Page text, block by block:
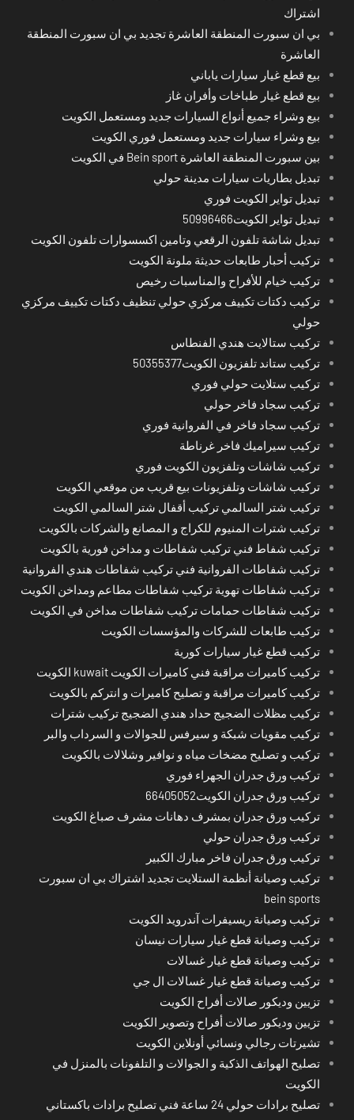
اشتراك
بي ان سبورت المنطقة العاشرة تجديد بي ان سبورت المنطقة
العاشرة
بيع قطع غيار سيارات ياباني
بيع قطع غيار طباخات وأفران غاز
بيع وشراء جميع أنواع السيارات جديد ومستعمل الكويت
بيع وشراء سيارات جديد ومستعمل فوري الكويت
بين سبورت المنطقة العاشرة Bein sport في الكويت
تبديل بطاريات سيارات مدينة حولي
تبديل تواير الكويت فوري
تبديل تواير الكويت50996466
تبديل شاشة تلفون الرقعي وتامين اكسسوارات تلفون الكويت
تركيب أحبار طابعات حديثة ملونة الكويت
تركيب خيام للأفراح والمناسبات رخيص
تركيب دكتات تكييف مركزي حولي تنظيف دكتات تكييف مركزي
حولي
تركيب ستالايت هندي الفنطاس
تركيب ستاند تلفزيون الكويت50355377
تركيب ستلايت حولي فوري
تركيب سجاد فاخر حولي
تركيب سجاد فاخر في الفروانية فوري
تركيب سيراميك فاخر غرناطة
تركيب شاشات وتلفزيون الكويت فوري
تركيب شاشات وتلفزيونات بيع قريب من موقعي الكويت
تركيب شتر السالمي تركيب أقفال شتر السالمي الكويت
تركيب شترات المنيوم للكراج و المصانع والشركات بالكويت
تركيب شفاط فني تركيب شفاطات و مداخن فورية بالكويت
تركيب شفاطات الفروانية فني تركيب شفاطات هندي الفروانية
تركيب شفاطات تهوية تركيب شفاطات مطاعم ومداخن الكويت
تركيب شفاطات حمامات تركيب شفاطات مداخن في الكويت
تركيب طابعات للشركات والمؤسسات الكويت
تركيب قطع غيار سيارات كورية
تركيب كاميرات مراقبة فني كاميرات الكويت kuwait الكويت
تركيب كاميرات مراقبة و تصليح كاميرات و انتركم بالكويت
تركيب مظلات الضجيج حداد هندي الضجيج تركيب شترات
تركيب مقويات شبكة و سيرفس للجوالات و السرداب والبر
تركيب و تصليح مضخات مياه و نوافير وشلالات بالكويت
تركيب ورق جدران الجهراء فوري
تركيب ورق جدران الكويت66405052
تركيب ورق جدران بمشرف دهانات مشرف صباغ الكويت
تركيب ورق جدران حولي
تركيب ورق جدران فاخر مبارك الكبير
تركيب وصيانة أنظمة الستلايت تجديد اشتراك بي ان سبورت
bein sports
تركيب وصيانة ريسيفرات آندرويد الكويت
تركيب وصيانة قطع غيار سيارات نيسان
تركيب وصيانة قطع غيار غسالات
تركيب وصيانة قطع غيار غسالات ال جي
تزيين وديكور صالات أفراح الكويت
تزيين وديكور صالات أفراح وتصوير الكويت
تشيرتات رجالي ونسائي أونلاين الكويت
تصليح الهواتف الذكية و الجوالات و التلفونات بالمنزل في
الكويت
تصليح برادات حولي 24 ساعة فني تصليح برادات باكستاني